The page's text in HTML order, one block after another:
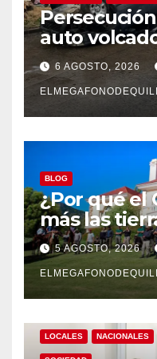
auto
detenidos
Solano
6 AGOSTO, 2026
BLOG
¿Por qué el
más las
patrimonio
argentinos?
5 AGOSTO, 2026
LOCALES NACIONALES